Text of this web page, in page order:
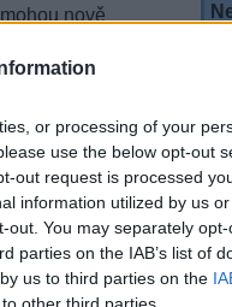
or processing of your
use the below opt-out
out request is processed
information utilized by us
You may separately
parties on the IAB’s list of
us to third parties on the
other third parties.
nově
jízda“.
Maxi.